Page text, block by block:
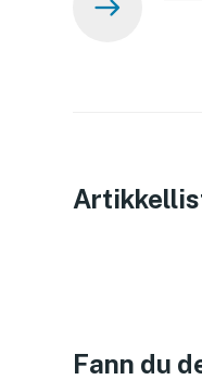
Fann du